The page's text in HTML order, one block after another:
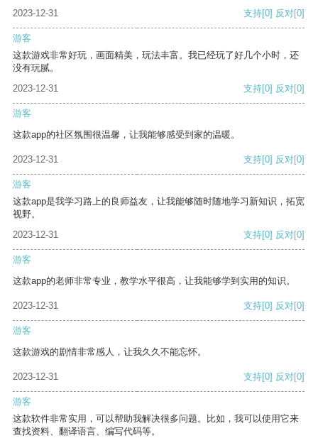
2023-12-31 支持[0] 反对[0]
游客
这款游戏非常好玩，画面精美，玩法丰富。我已经玩了好几个小时，还
没有玩腻。
2023-12-31
支持[0] 反对[0]
游客
这款app的社区氛围很温馨，让我能够感受到家的温暖。
2023-12-31 支持[0] 反对[0]
游客
这款app是我学习路上的良师益友，让我能够随时随地学习新知识，拓宽
视野。
2023-12-31
支持[0] 反对[0]
游客
这款app的老师非常专业，教学水平很高，让我能够学到实用的知识。
2023-12-31 支持[0] 反对[0]
游客
这款游戏的剧情非常感人，让我久久不能忘怀。
2023-12-31 支持[0] 反对[0]
游客
这款软件非常实用，可以帮助我解决很多问题。比如，我可以使用它来
查找资料、翻译语言、编写代码等。